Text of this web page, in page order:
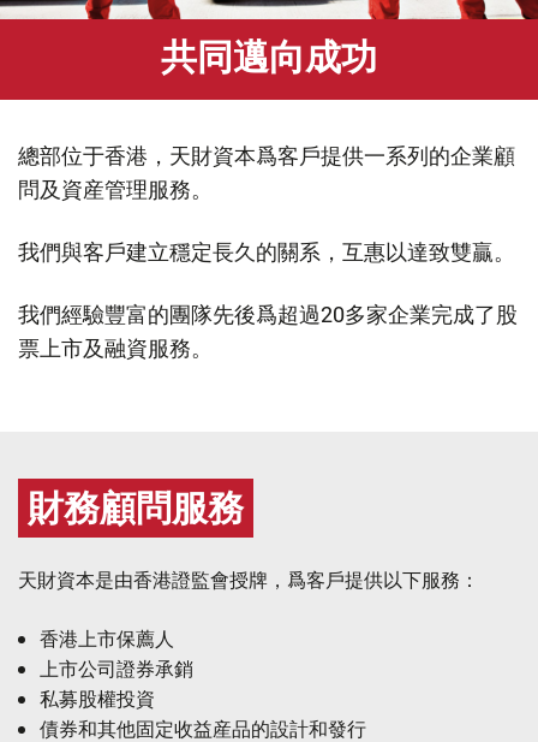
共同邁向成功
總部位于香港，天財資本爲客戶提供一系列的企業顧
問及資産管理服務。
我們與客戶建立穩定長久的關系，互惠以達致雙贏。
我們經驗豐富的團隊先後爲超過20多家企業完成了股
票上市及融資服務。
財務顧問服務
天財資本是由香港證監會授牌，爲客戶提供以下服務：
香港上市保薦人
上市公司證券承銷
私募股權投資
債券和其他固定收益産品的設計和發行